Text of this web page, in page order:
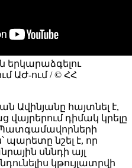
երկարաձգելու
ԱԺ-ում / © ՀՀ
Ավինյանը հայտնել է,
վայրերում դիմակ կրելը
նշել է, որ
սննդի այլ
կթույլատրվի